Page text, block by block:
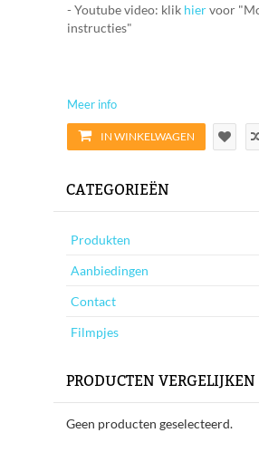
- Youtube video: klik hiervoor
instructies"
Meer info
IN WINKELWAGEN
CATEGORIEËN
Produkten
Aanbiedingen
Contact
Filmpjes
PRODUCTEN VERGELIJKEN
Geen producten geselecteerd.